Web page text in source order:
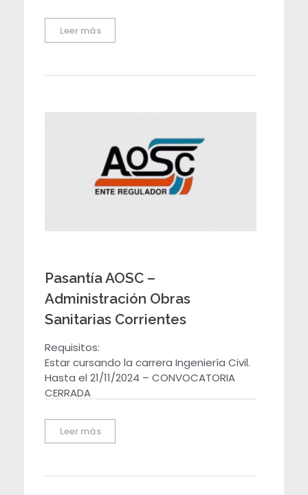
Leer más
Pasantía AOSC –
Administración Obras
Sanitarias Corrientes
Requisitos:
Estar cursando la carrera Ingeniería Civil.
Hasta el 21/11/2024 – CONVOCATORIA
CERRADA
Leer más